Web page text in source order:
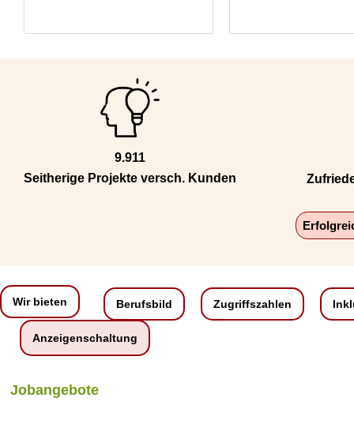
9.911
Seitherige Projekte versch. Kunden
Wir bieten Berufsbild Zugriffszahlen
Anzeigenschaltung
Jobangebote